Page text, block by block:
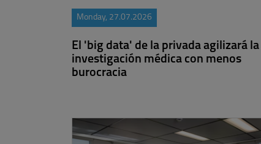
Monday, 27.07.2026
El 'big data' de la privada agilizará la
investigación médica con menos
burocracia